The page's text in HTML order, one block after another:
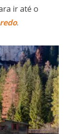
ir até o
.